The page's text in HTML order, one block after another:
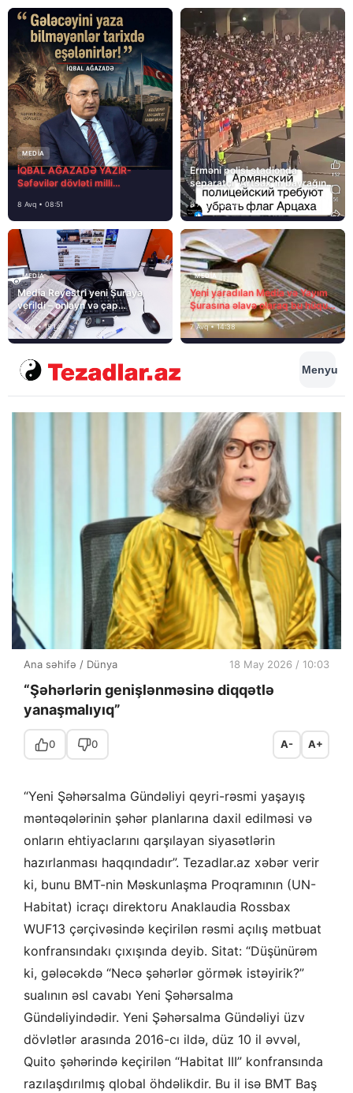
MEDİA
İQBAL AĞAZADƏ YAZIR-
Səfəvilər dövləti milli
8 Avq • 08:51
Erməni polisi stadionda
separatçı “Artsax”ın bayrağını
müsadirə etdi və…
8 Avq • 08:39
MEDİA
Media Reyestri yeni Şuraya
verildi – onlayn və çap
mediasını nə gözləyir?
7 Avq • 15:14
MEDİA
Yeni yaradılan Media və Yayım
Şurasına əlavə olaraq bu hüquq
və vəzifələr də verilib
7 Avq • 14:38
Menyu
Ana səhifə / Dünya 18 May 2026 / 10:03
“Şəhərlərin genişlənməsinə diqqətlə
yanaşmalıyıq”
0 0 A- A+
“Yeni Şəhərsalma Gündəliyi qeyri-rəsmi yaşayış
məntəqələrinin şəhər planlarına daxil edilməsi və
onların ehtiyaclarını qarşılayan siyasətlərin
hazırlanması haqqındadır”. Tezadlar.az xəbər verir
ki, bunu BMT-nin Məskunlaşma Proqramının (UN-
Habitat) icraçı direktoru Anaklaudia Rossbax
WUF13 çərçivəsində keçirilən rəsmi açılış mətbuat
konfransındakı çıxışında deyib. Sitat: “Düşünürəm
ki, gələcəkdə “Necə şəhərlər görmək istəyirik?”
sualının əsl cavabı Yeni Şəhərsalma
Gündəliyindədir. Yeni Şəhərsalma Gündəliyi üzv
dövlətlər arasında 2016-cı ildə, düz 10 il əvvəl,
Quito şəhərində keçirilən “Habitat III” konfransında
razılaşdırılmış qlobal öhdəlikdir. Bu il isə BMT Baş